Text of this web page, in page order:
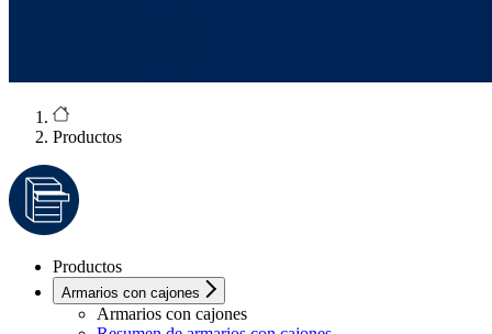
Productos
Productos
Armarios con cajones
Armarios con cajones